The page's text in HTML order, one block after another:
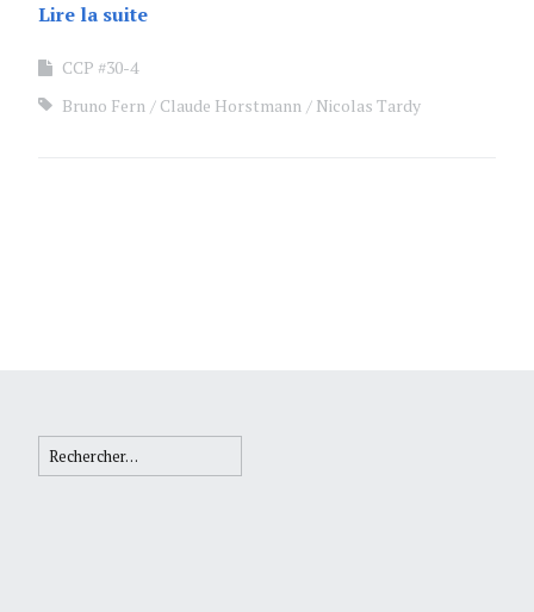
Lire la suite
CCP #30-4
Bruno Fern
Claude Horstmann Nicolas Tardy
Rechercher :